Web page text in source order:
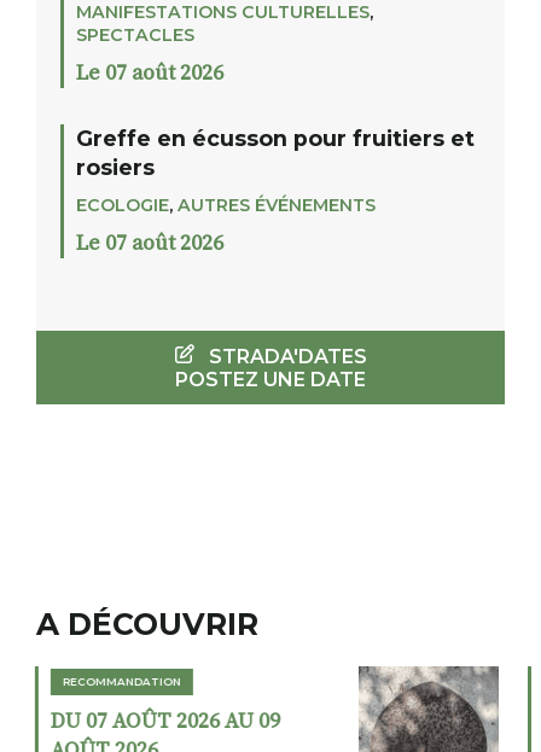
MANIFESTATIONS CULTURELLES,
SPECTACLES
Le 07 août 2026
Greffe en écusson pour fruitiers et
rosiers
ECOLOGIE, AUTRES ÉVÉNEMENTS
Le 07 août 2026
STRADA'DATES
POSTEZ UNE DATE
A DÉCOUVRIR
DU 02 AOÛT 2026 AU 23